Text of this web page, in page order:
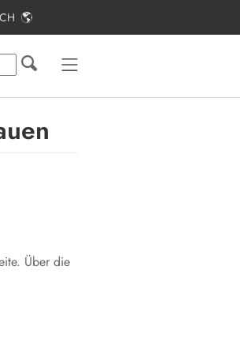
Über die
Inhaltsverzeichnis